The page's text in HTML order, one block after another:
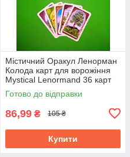
Містичний Оракул Ленорман
Колода карт для ворожіння
Mystical Lenormand 36 карт
Готово до відправки
86,99 ₴ 105 ₴
Купити